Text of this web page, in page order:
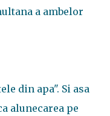
a ambelor
din apa". Si asa
alunecarea pe